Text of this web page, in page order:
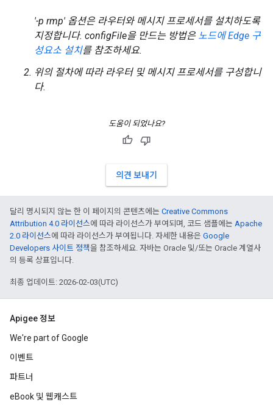
'-p rmp' 옵션은 라우터와 메시지 프로세서를 설치하도록
지정합니다. configFile을 만드는 방법은 노드에 Edge 구
성요소 설치를 참조하세요.
위의 절차에 따라 라우터 및 메시지 프로세서를 구성합니
다.
도움이 되었나요?
의견 보내기
달리 명시되지 않는 한 이 페이지의 콘텐츠에는 Creative Commons
Attribution 4.0 라이선스에 따라 라이선스가 부여되며, 코드 샘플에는 Apache
2.0 라이선스에 따라 라이선스가 부여됩니다. 자세한 내용은 Google
Developers 사이트 정책을 참조하세요. 자바는 Oracle 및/또는 Oracle 계열사
의 등록 상표입니다.
최종 업데이트: 2026-02-03(UTC)
Apigee 정보
We're part of Google
이벤트
파트너
eBook 및 웹캐스트